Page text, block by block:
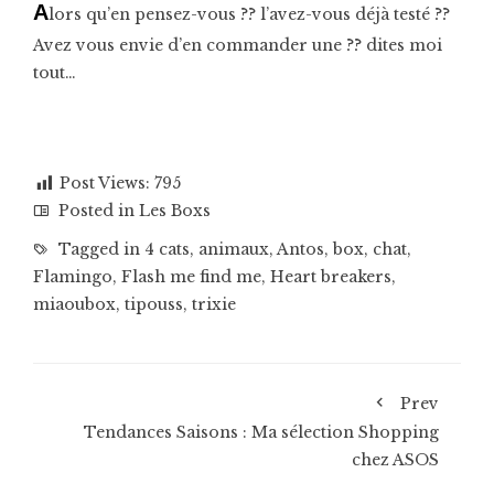
Alors qu’en pensez-vous ?? l’avez-vous déjà testé ??
Avez vous envie d’en commander une ?? dites moi
tout…
Post Views: 795
Posted in Les Boxs
Tagged in 4 cats, animaux,Antos,box, chat,
Flamingo, Flash me find me, Heart breakers,
miaoubox, tipouss, trixie
Prev
Tendances Saisons : Ma sélection Shopping
chez ASOS